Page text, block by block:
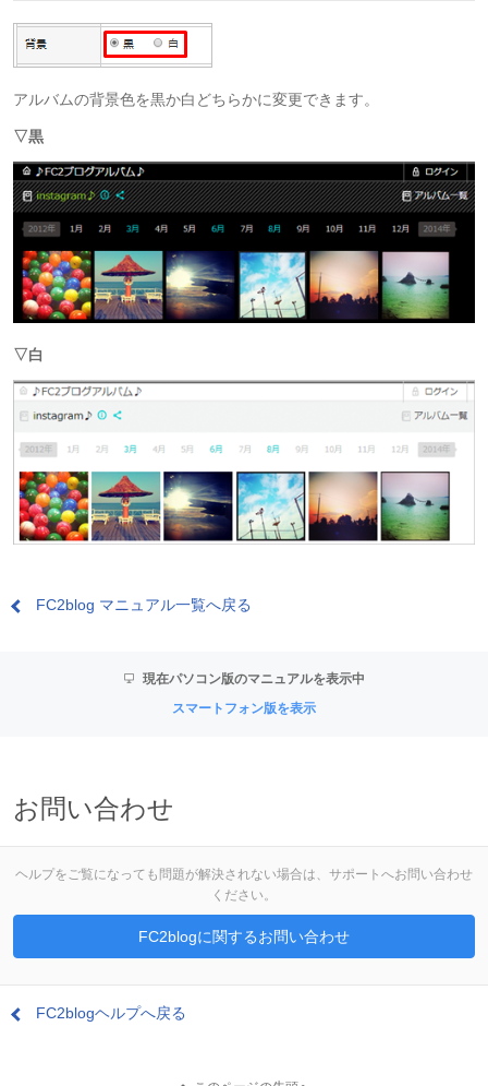
アルバムの背景色を黒か白どちらかに変更できます。
▽黒
▽白
FC2blog マニュアル一覧へ戻る
現在パソコン版のマニュアルを表示中
スマートフォン版を表示
お問い合わせ
ヘルプをご覧になっても問題が解決されない場合は、サポートへお問い合わせ
ください。
FC2blogに関するお問い合わせ
FC2blogヘルプへ戻る